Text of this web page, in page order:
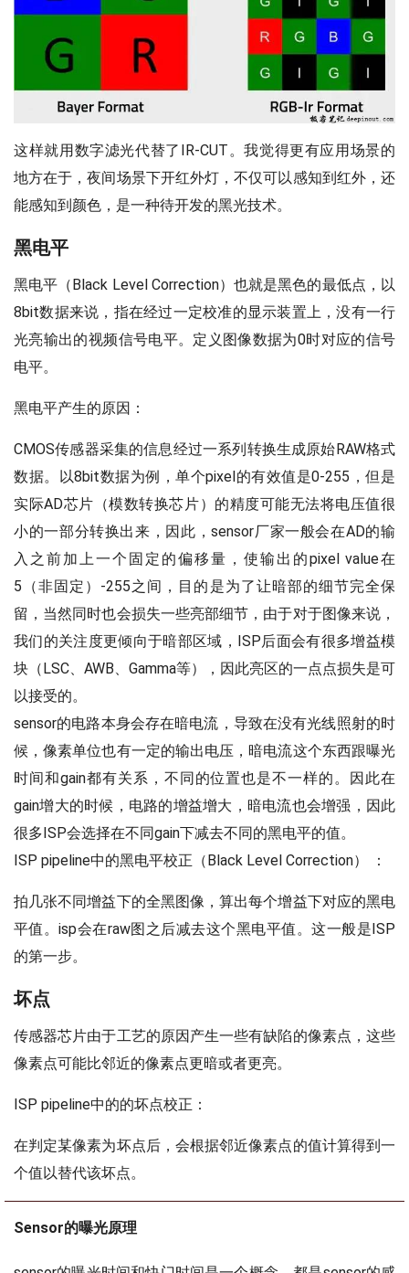
这样就用数字滤光代替了IR-CUT。我觉得更有应用场景的
地方在于，夜间场景下开红外灯，不仅可以感知到红外，还
能感知到颜色，是一种待开发的黑光技术。
黑电平
黑电平（Black Level Correction）也就是黑色的最低点，以
8bit数据来说，指在经过一定校准的显示装置上，没有一行
光亮输出的视频信号电平。定义图像数据为0时对应的信号
电平。
黑电平产生的原因：
CMOS传感器采集的信息经过一系列转换生成原始RAW格式
数据。以8bit数据为例，单个pixel的有效值是0-255，但是
实际AD芯片（模数转换芯片）的精度可能无法将电压值很
小的一部分转换出来，因此，sensor厂家一般会在AD的输
入之前加上一个固定的偏移量，使输出的pixel value在
5（非固定）-255之间，目的是为了让暗部的细节完全保
留，当然同时也会损失一些亮部细节，由于对于图像来说，
我们的关注度更倾向于暗部区域，ISP后面会有很多增益模
块（LSC、AWB、Gamma等），因此亮区的一点点损失是可
以接受的。
sensor的电路本身会存在暗电流，导致在没有光线照射的时
候，像素单位也有一定的输出电压，暗电流这个东西跟曝光
时间和gain都有关系，不同的位置也是不一样的。因此在
gain增大的时候，电路的增益增大，暗电流也会增强，因此
很多ISP会选择在不同gain下减去不同的黑电平的值。
ISP pipeline中的黑电平校正（Black Level Correction） ：
拍几张不同增益下的全黑图像，算出每个增益下对应的黑电
平值。isp会在raw图之后减去这个黑电平值。这一般是ISP
的第一步。
坏点
传感器芯片由于工艺的原因产生一些有缺陷的像素点，这些
像素点可能比邻近的像素点更暗或者更亮。
ISP pipeline中的的坏点校正：
在判定某像素为坏点后，会根据邻近像素点的值计算得到一
个值以替代该坏点。
Sensor的曝光原理